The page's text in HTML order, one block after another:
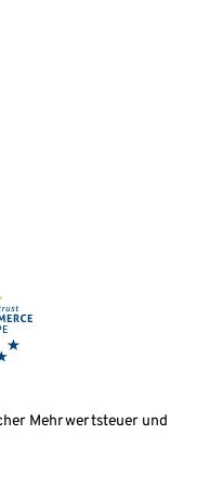
Mehrwertsteuer und